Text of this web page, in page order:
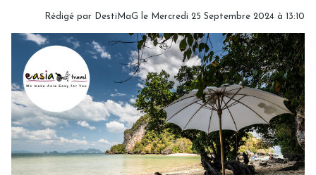
Rédigé par DestiMaG le Mercredi 25 Septembre 2024 à 13:10